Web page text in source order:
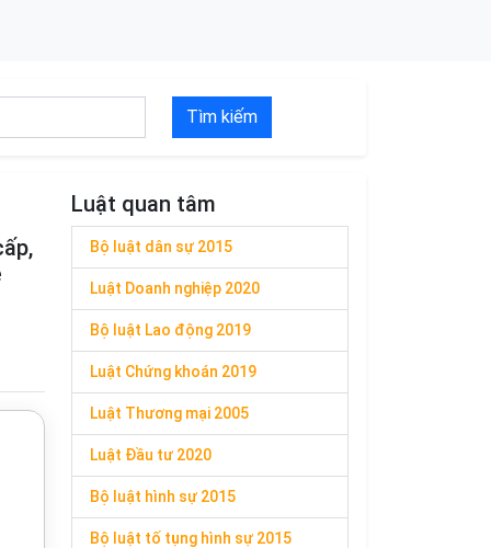
Tìm kiếm
Luật quan tâm
Bộ luật dân sự 2015
Luật Doanh nghiệp 2020
Bộ luật Lao động 2019
Luật Chứng khoán 2019
Luật Thương mại 2005
Luật Đầu tư 2020
Bộ luật hình sự 2015
Bộ luật tố tụng hình sự 2015